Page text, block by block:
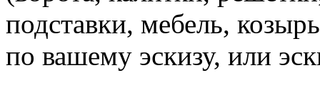
подставки, мебель,
по вашему эскизу, или